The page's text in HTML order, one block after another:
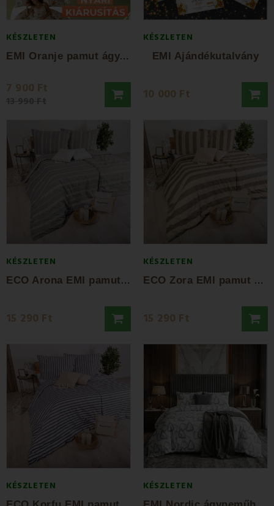
KÉSZLETEN
E
MI Oranje pamut ágyneműhuzat
7 900 Ft
KÉSZLETEN
EMI Ajándékutalvány
10 000 Ft
KÉSZLETEN
E
CO Arona EMI pamut ágynemű
15 290 Ft
KÉSZLETEN
E
CO Zora EMI pamut ágynemű
15 290 Ft
KÉSZLETEN KÉSZLETEN